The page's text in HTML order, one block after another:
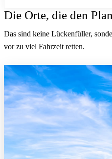
Die Orte, die den
Das sind keine Lückenfüller,
vor zu viel Fahrzeit retten.